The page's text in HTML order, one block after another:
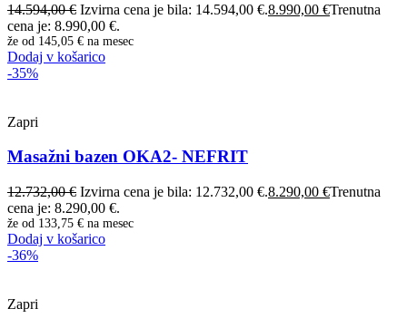
14.594,00€ Izvirna cena je bila: 14.594,00 €.8.990,00 €Trenutna
cena je: 8.990,00 €.
že od 145,05 € na mesec
Dodaj v košarico
-35%
Zapri
Masažni bazen OKA2- NEFRIT
12.732,00€ Izvirna cena je bila: 12.732,00 €.8.290,00 €Trenutna
cena je: 8.290,00 €.
že od 133,75 € na mesec
Dodaj v košarico
-36%
Zapri